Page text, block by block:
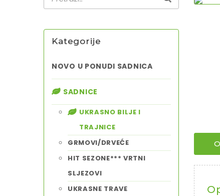
Kategorije
NOVO U PONUDI SADNICA
SADNICE
UKRASNO BILJE I
TRAJNICE
GRMOVI/DRVEĆE
HIT SEZONE*** VRTNI
SLJEZOVI
UKRASNE TRAVE